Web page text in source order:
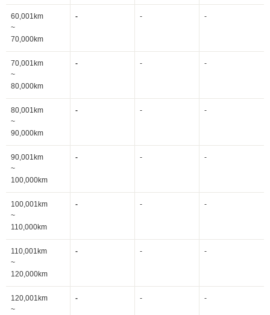
60,001km
~
70,000km
- - -
70,001km
~
80,000km
- - -
80,001km
~
90,000km
- - -
90,001km
~
100,000km
- - -
100,001km
~
110,000km
- - -
110,001km
~
120,000km
- - -
120,001km
~
- - -